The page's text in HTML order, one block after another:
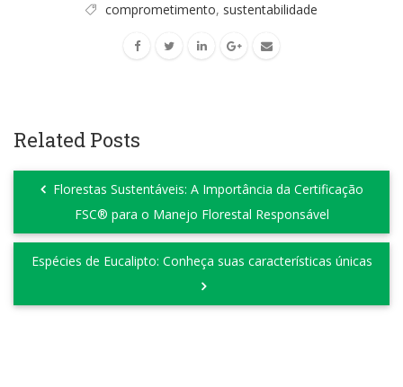
comprometimento, sustentabilidade
Related Posts
Florestas Sustentáveis: A Importância da Certificação
FSC® para o Manejo Florestal Responsável
Espécies de Eucalipto: Conheça suas características únicas